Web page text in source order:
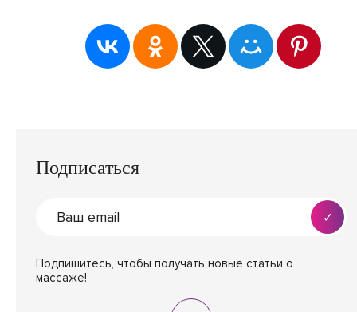
Подписаться
Подпишитесь, чтобы получать новые статьи о
массаже!